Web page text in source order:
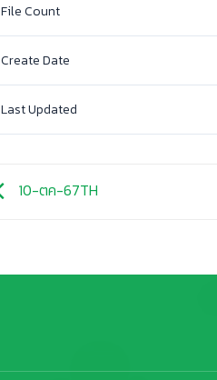
File Count
Create Date
Last Updated
10-ตค-67TH